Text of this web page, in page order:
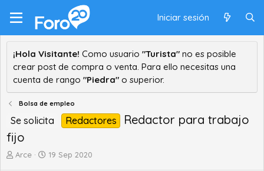
Iniciar sesión
¡Hola Visitante! Como usuario "Turista" no es posible
crear post de compra o venta. Para ello necesitas una
cuenta de rango "Piedra" o superior.
Bolsa de empleo
Se solicita Redactores
Redactor para trabajo
fijo
A
Arce
F19 Sep 2020